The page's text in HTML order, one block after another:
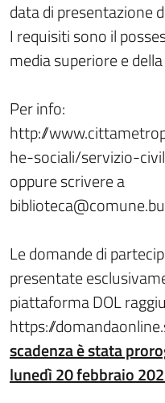
data di presentazione
I requisiti sono il
media superiore e
Per info:
http://
he-sociali/servizio-
oppure scrivere a
Le domande di
presentate
piattaforma DOL
https://
scadenza è stata
lunedì 20 febbraio 202